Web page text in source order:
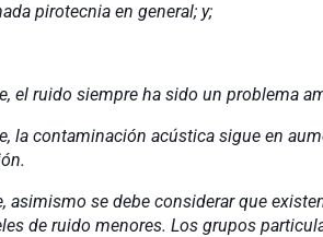
pirotecnia en general; y;
el ruido siempre ha sido un problema
acústica sigue en aumento y
debe considerar que existen
de ruido menores. Los grupos